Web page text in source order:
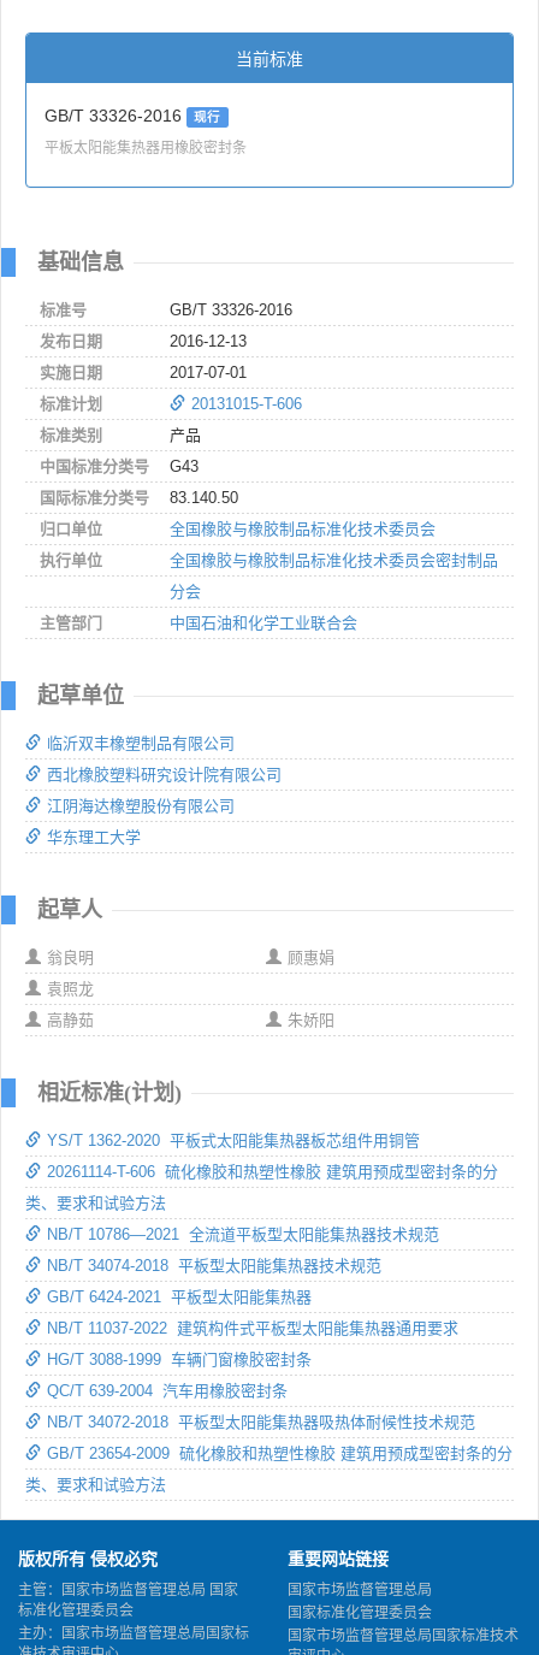
当前标准
GB/T 33326-2016 现行
平板太阳能集热器用橡胶密封条
基础信息
标准号
GB/T 33326-2016
发布日期
2016-12-13
实施日期
2017-07-01
标准计划
20131015-T-606
标准类别
产品
中国标准分类号
G43
国际标准分类号
83.140.50
归口单位
全国橡胶与橡胶制品标准化技术委员会
执行单位
全国橡胶与橡胶制品标准化技术委员会密封制品
分会
主管部门
中国石油和化学工业联合会
起草单位
临沂双丰橡塑制品有限公司
西北橡胶塑料研究设计院有限公司
江阴海达橡塑股份有限公司
华东理工大学
起草人
翁良明
顾惠娟
袁照龙
高静茹
朱娇阳
相近标准(计划)
YS/T 1362-2020 平板式太阳能集热器板芯组件用铜管
20261114-T-606 硫化橡胶和热塑性橡胶 建筑用预成型密封条的分
类、要求和试验方法
NB/T 10786—2021 全流道平板型太阳能集热器技术规范
NB/T 34074-2018 平板型太阳能集热器技术规范
GB/T 6424-2021 平板型太阳能集热器
NB/T 11037-2022 建筑构件式平板型太阳能集热器通用要求
HG/T 3088-1999 车辆门窗橡胶密封条
QC/T 639-2004 汽车用橡胶密封条
NB/T 34072-2018 平板型太阳能集热器吸热体耐候性技术规范
GB/T 23654-2009 硫化橡胶和热塑性橡胶 建筑用预成型密封条的分
类、要求和试验方法
版权所有 侵权必究
主管：国家市场监督管理总局 国家
标准化管理委员会
主办：国家市场监督管理总局国家标
重要网站链接
国家市场监督管理总局
国家标准化管理委员会
国家市场监督管理总局国家标准技术